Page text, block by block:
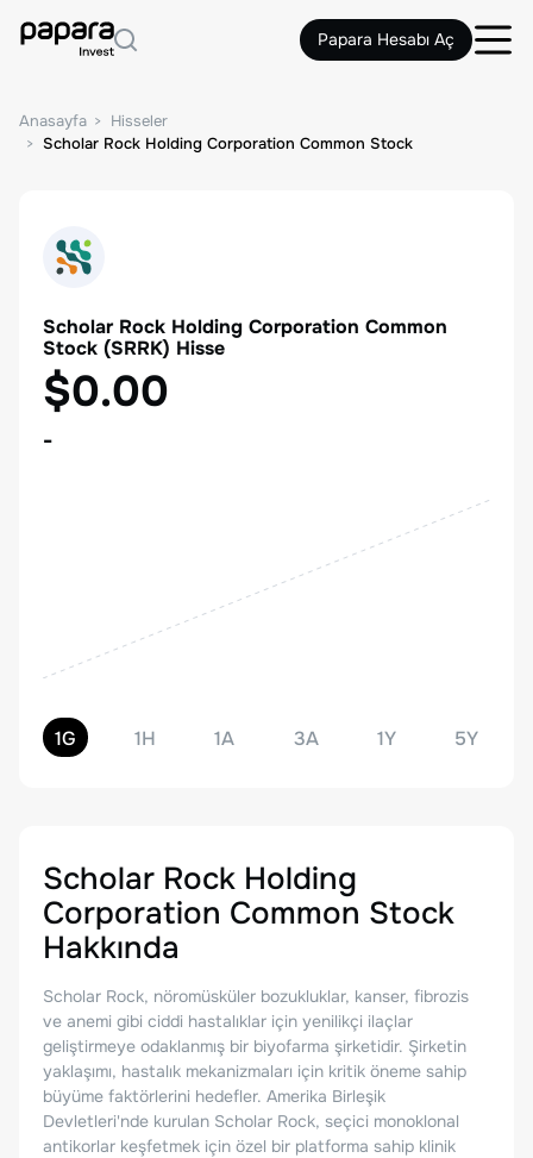
Papara Hesabı Aç
Anasayfa
Hisseler
Scholar Rock Holding Corporation Common Stock
Scholar Rock Holding Corporation Common
Stock (SRRK) Hisse
$0.00
-
1G 1H 1A 3A 1Y 5Y
Scholar Rock Holding
Corporation Common Stock
Hakkında
Scholar Rock, nöromüsküler bozukluklar, kanser, fibrozis
ve anemi gibi ciddi hastalıklar için yenilikçi ilaçlar
geliştirmeye odaklanmış bir biyofarma şirketidir. Şirketin
yaklaşımı, hastalık mekanizmaları için kritik öneme sahip
büyüme faktörlerini hedefler. Amerika Birleşik
Devletleri'nde kurulan Scholar Rock, seçici monoklonal
antikorlar keşfetmek için özel bir platforma sahip klinik